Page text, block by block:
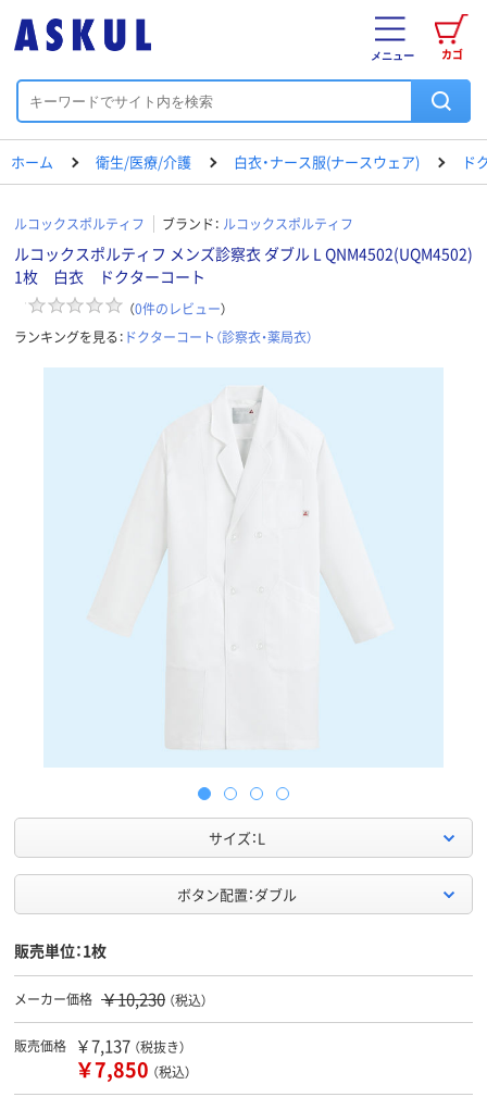
カゴ
メニュー
ホーム 衛生/医療/介護 白衣・ナース服(ナースウェア) ド
ルコックスポルティフ ブランド： ルコックスポルティフ
ルコックスポルティフ メンズ診察衣 ダブル L QNM4502(UQM4502)
1枚 白衣 ドクターコート
（0件のレビュー）
ランキングを見る： ドクターコート（診察衣・薬局衣）
サイズ：L
ボタン配置：ダブル
販売単位：1枚
メーカー価格 ￥10,230 （税込）
販売価格 ￥7,137 （税抜き）
￥7,850 （税込）